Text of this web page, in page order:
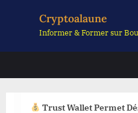
Cryptoalaune
Informer & Former sur
Trust Wallet Permet